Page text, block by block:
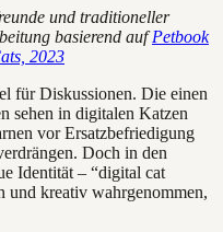
und traditioneller
basierend aufPetbook
2023
für Diskussionen. Die einen
sehen in digitalen Katzen
vor Ersatzbefriedigung
Doch in den
Identität – “digital cat
und kreativ wahrgenommen,